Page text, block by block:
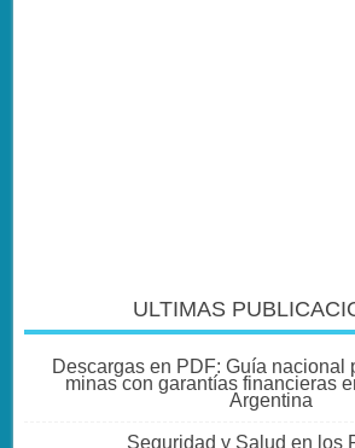
ULTIMAS
Descargas en PDF: Guía nacional
minas con garantías financieras
Argentina
Seguridad y Salud en los